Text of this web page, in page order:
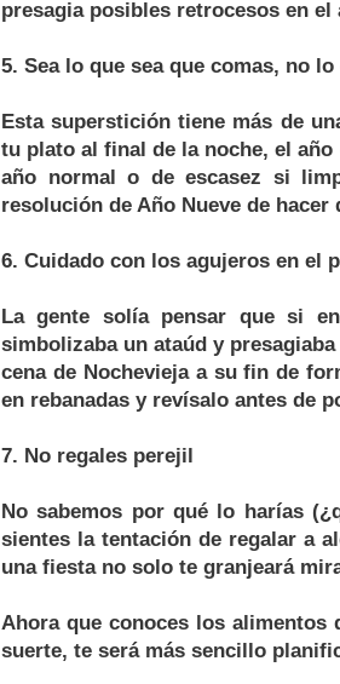
presagia posibles retrocesos en el
5. Sea lo que sea que comas, no
Esta superstición tiene más de
tu plato al final de la noche, el
año normal o de escasez si
resolución de Año Nueve de
6. Cuidado con los agujeros en el
La gente solía pensar que si
simbolizaba un ataúd y
cena de Nochevieja a su fin de
en rebanadas y revísalo antes de
7. No regales perejil
No sabemos por qué lo harías
sientes la tentación de regalar a
una fiesta no solo te granjeará
Ahora que conoces los alimentos
suerte, te será más sencillo